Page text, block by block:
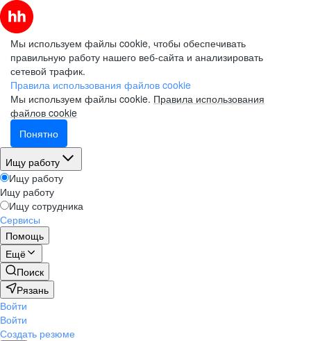
Мы используем файлы cookie, чтобы обеспечивать
правильную работу нашего веб-сайта и анализировать
сетевой трафик.
Правила использования файлов cookie
Мы используем файлы cookie. Правила использования
файлов cookie
Понятно
Ищу работу
Ищу работу
Ищу работу
Ищу сотрудника
Сервисы
Помощь
Ещё
Поиск
Рязань
Войти
Войти
Создать резюме